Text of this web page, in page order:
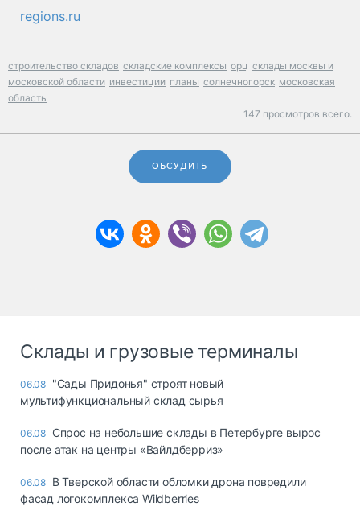
regions.ru
строительство складов складские комплексы орц склады москвы и
московской области инвестиции планы солнечногорск московская
область
147 просмотров всего.
ОБСУДИТЬ
Склады и грузовые терминалы
06.08 "Сады Придонья" строят новый
мультифункциональный склад сырья
06.08 Спрос на небольшие склады в Петербурге вырос
после атак на центры «Вайлдберриз»
06.08 В Тверской области обломки дрона повредили
фасад логокомплекса Wildberries